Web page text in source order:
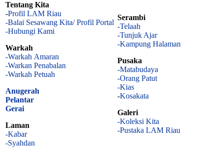
Tentang Kita
-Profil LAM Riau
-Balai Sesawang Kita/ Profil Portal
-Hubungi Kami
Warkah
-Warkah Amaran
-Warkan Penabalan
-Warkah Petuah
Anugerah
Pelantar
Gerai
Laman
-Kabar
-Syahdan
Serambi
-Telaah
-Tunjuk Ajar
-Kampung Halaman
Pusaka
-Matabudaya
-Orang Patut
-Kias
-Kosakata
Galeri
-Koleksi Kita
-Pustaka LAM Riau